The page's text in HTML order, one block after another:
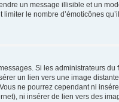
un message illisible et un
le nombre d’émoticônes
Si les administrateurs
un lien vers une image
ne pourrez cependant ni
ni insérer de lien vers des